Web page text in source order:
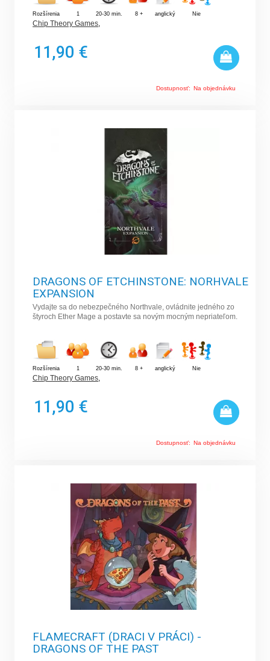
Rozšírenia 1 20-30 min. 8 + anglický Nie
Chip Theory Games,
11,90 €
Dostupnosť: Na objednávku
DRAGONS OF ETCHINSTONE: NORHVALE
EXPANSION
Vydajte sa do nebezpečného Northvale, ovládnite jedného zo
štyroch Ether Mage a postavte sa novým mocným nepriateľom.
Rozšírenia 1 20-30 min. 8 + anglický Nie
Chip Theory Games,
11,90 €
Dostupnosť: Na objednávku
FLAMECRAFT (DRACI V PRÁCI) -
DRAGONS OF THE PAST